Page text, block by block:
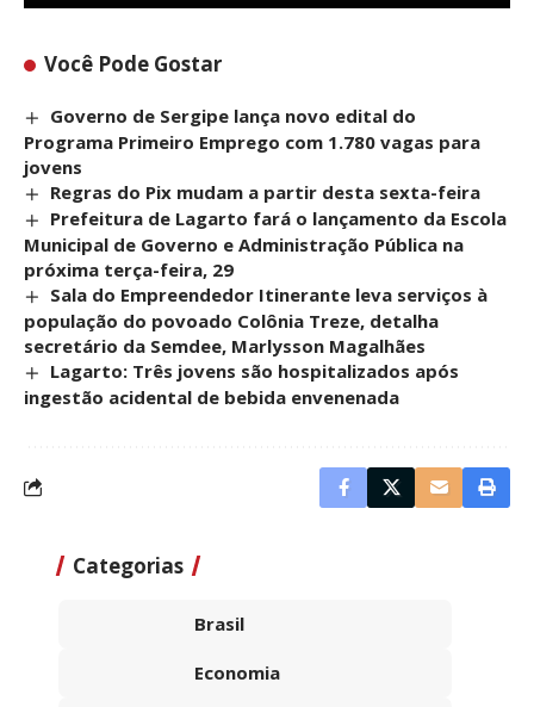
Você Pode Gostar
Governo de Sergipe lança novo edital do
Programa Primeiro Emprego com 1.780 vagas para
jovens
Regras do Pix mudam a partir desta sexta-feira
Prefeitura de Lagarto fará o lançamento da Escola
Municipal de Governo e Administração Pública na
próxima terça-feira, 29
Sala do Empreendedor Itinerante leva serviços à
população do povoado Colônia Treze, detalha
secretário da Semdee, Marlysson Magalhães
Lagarto: Três jovens são hospitalizados após
ingestão acidental de bebida envenenada
Categorias
Brasil
Economia